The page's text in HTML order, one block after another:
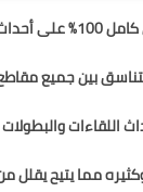
اللقاء
بين جميع
اللقاءات
مما يتيح يقلل من